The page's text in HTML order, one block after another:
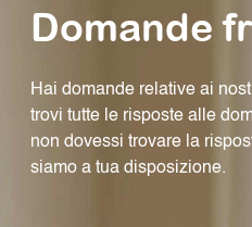
Domande
Hai domande relative ai
trovi tutte le risposte alle
non dovessi trovare la
siamo a tua disposizione.